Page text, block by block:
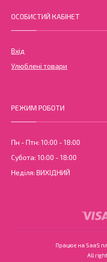
ОСОБИСТИЙ КАБІНЕТ
Вхід
Улюблені товари
РЕЖИМ РОБОТИ
Пн - Птн: 10:00 - 18:00
Субота: 10:00 - 18:00
Неділя: ВИХІДНИЙ
Працює на SaaS
All